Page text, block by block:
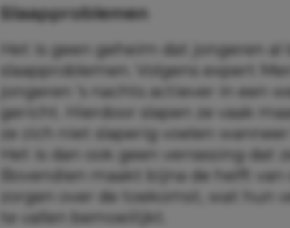
Slaapproblemen
Het is geen geheim dat jongeren al
slaapproblemen. Volgens expert
jongeren ’s nachts actiever in een
gericht. Hierdoor slapen ze vaak
ze zich niet slaperig voelen
Het is dan ook geen verrassing dat
Bovendien maakt bijna de helft
zorgen over de toekomst, wat hun
te vallen bemoeilijkt.